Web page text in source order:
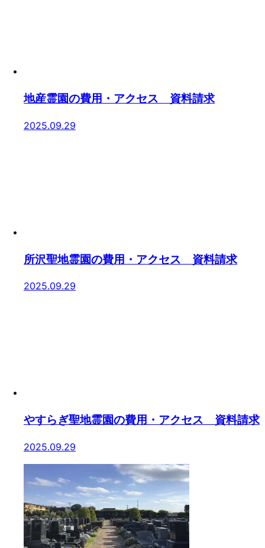
地産霊園の費用・アクセス 資料請求
2025.09.29
所沢聖地霊園の費用・アクセス 資料請求
2025.09.29
やすらぎ聖地霊園の費用・アクセス 資料請求
2025.09.29